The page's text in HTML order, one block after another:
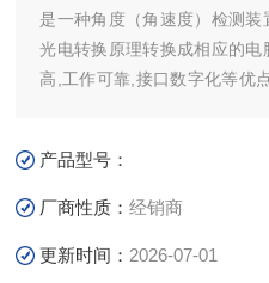
是一种角度（角速度）检测
光电转换原理转换成相应的
高,工作可靠,接口数字化等优
水结构简单,耐压能力强、密封
产品型号：
厂商性质：经销商
更新时间： 2026-07-01